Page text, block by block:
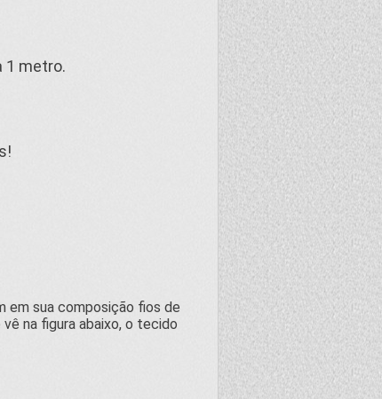
1 metro.
em sua composição fios de
na figura abaixo, o tecido